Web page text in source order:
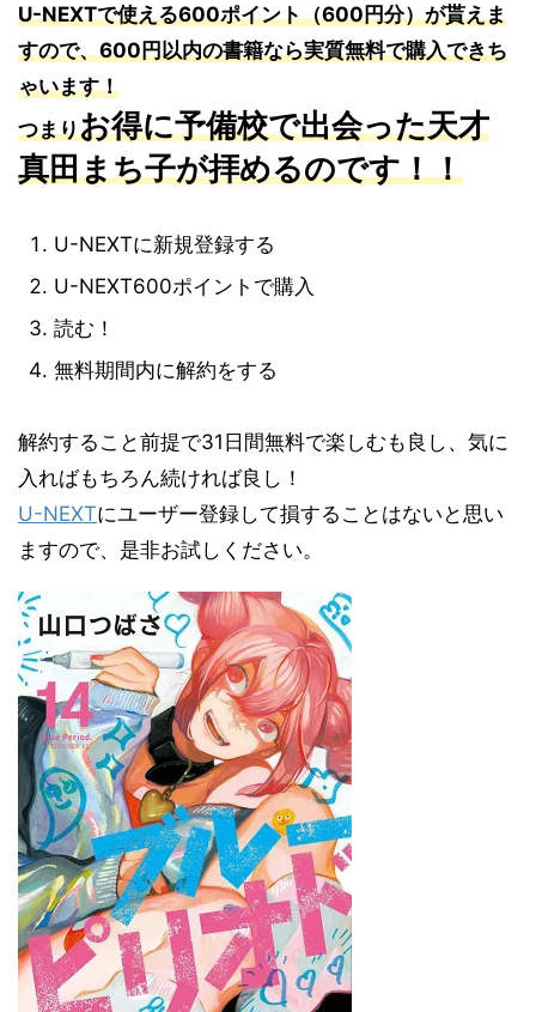
U-NEXTで使える600ポイント（600円分）が貰えま
すので、600円以内の書籍なら実質無料で購入できち
ゃいます！
つまりお得に予備校で出会った天才
真田まち子が拝めるのです！！
U-NEXTに新規登録する
U-NEXT600ポイントで購入
読む！
無料期間内に解約をする
解約すること前提で31日間無料で楽しむも良し、気に
入ればもちろん続ければ良し！
U-NEXTにユーザー登録して損することはないと思い
ますので、是非お試しください。